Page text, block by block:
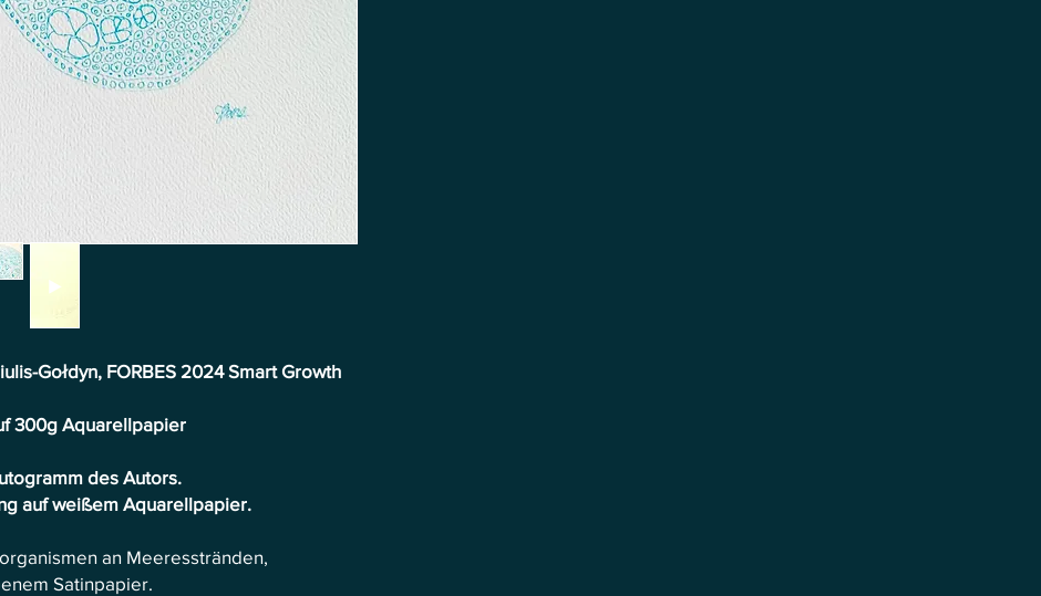
Gołdyn, FORBES 2024 Smart Growth
300g Aquarellpapier
des Autors.
auf weißem Aquarellpapier.
an Meeresstränden,
Satinpapier.